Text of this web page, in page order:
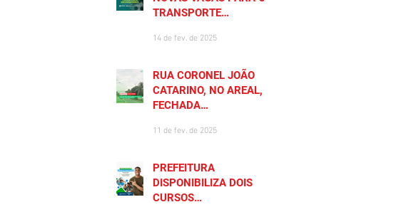
TRANSPORTE
14 de fev. de 2025
RUA CORONEL JOÃO
CATARINO, NO AREAL, É
FECHADA
11 de fev. de 2025
PREFEITURA
DISPONIBILIZA DOIS
CURSOS